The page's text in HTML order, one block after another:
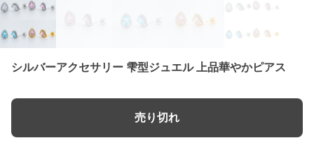
シルバーアクセサリー 雫型ジュエル 上品華やかピアス
売り切れ